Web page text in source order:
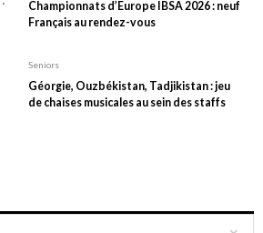
Championnats d’Europe IBSA 2026 : neuf
Français au rendez-vous
Seniors
Géorgie, Ouzbékistan, Tadjikistan : jeu
de chaises musicales au sein des staffs